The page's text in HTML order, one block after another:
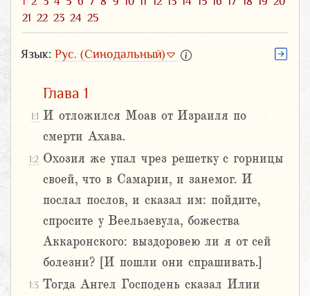
21 22 23 24 25
Язык: Рус. (Синодальный)
Глава 1
1:1 И отложился Моав от Израиля по
смерти Ахава.
1:2 Охозия же упал чрез решетку с горницы
своей, что в Самарии, и занемог. И
послал послов, и сказал им: пойдите,
спросите у Веельзевула, божества
Аккаронского: выздоровею ли я от сей
болезни? [И пошли они спрашивать.]
1:3 Тогда Ангел Господень сказал Илии